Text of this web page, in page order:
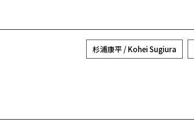
杉浦康平 / Kohei Sugiura